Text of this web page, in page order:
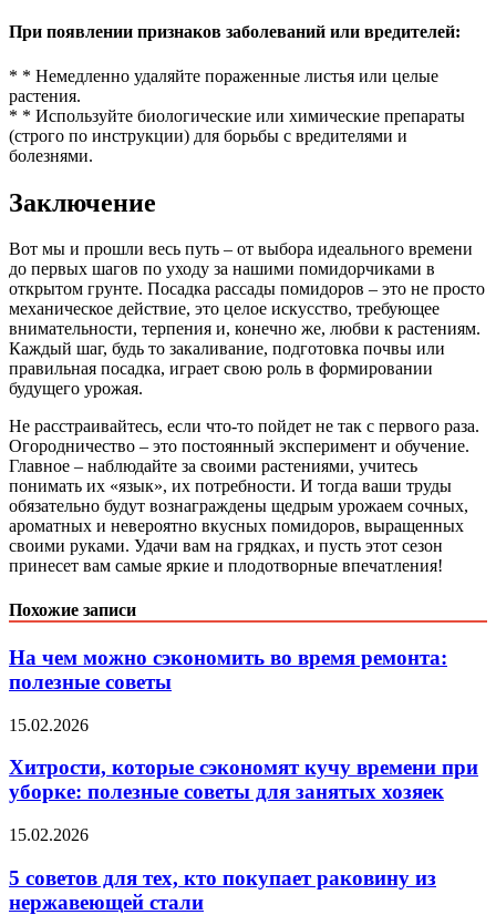
При появлении признаков заболеваний или вредителей:
* * Немедленно удаляйте пораженные листья или целые
растения.
* * Используйте биологические или химические препараты
(строго по инструкции) для борьбы с вредителями и
болезнями.
Заключение
Вот мы и прошли весь путь – от выбора идеального времени
до первых шагов по уходу за нашими помидорчиками в
открытом грунте. Посадка рассады помидоров – это не просто
механическое действие, это целое искусство, требующее
внимательности, терпения и, конечно же, любви к растениям.
Каждый шаг, будь то закаливание, подготовка почвы или
правильная посадка, играет свою роль в формировании
будущего урожая.
Не расстраивайтесь, если что-то пойдет не так с первого раза.
Огородничество – это постоянный эксперимент и обучение.
Главное – наблюдайте за своими растениями, учитесь
понимать их «язык», их потребности. И тогда ваши труды
обязательно будут вознаграждены щедрым урожаем сочных,
ароматных и невероятно вкусных помидоров, выращенных
своими руками. Удачи вам на грядках, и пусть этот сезон
принесет вам самые яркие и плодотворные впечатления!
Похожие записи
На чем можно сэкономить во время ремонта:
полезные советы
15.02.2026
Хитрости, которые сэкономят кучу времени при
уборке: полезные советы для занятых хозяек
15.02.2026
5 советов для тех, кто покупает раковину из
нержавеющей стали